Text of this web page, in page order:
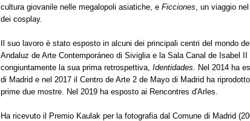
cultura giovanile nelle megalopoli asiatiche, e Ficciones , un viaggio
dei cosplay.
Il suo lavoro è stato esposto in alcuni dei principali centri del mondo
Andaluz de Arte Contemporáneo di Siviglia e la Sala Canal de Isabel
congiuntamente la sua prima retrospettiva, Identidades . Nel 2014 ha
di Madrid e nel 2017 il Centro de Arte 2 de Mayo di Madrid ha
prime due mostre. Nel 2019 ha esposto ai Rencontres d'Arles.
Ha ricevuto il Premio Kaulak per la fotografia dal Comune di Madrid